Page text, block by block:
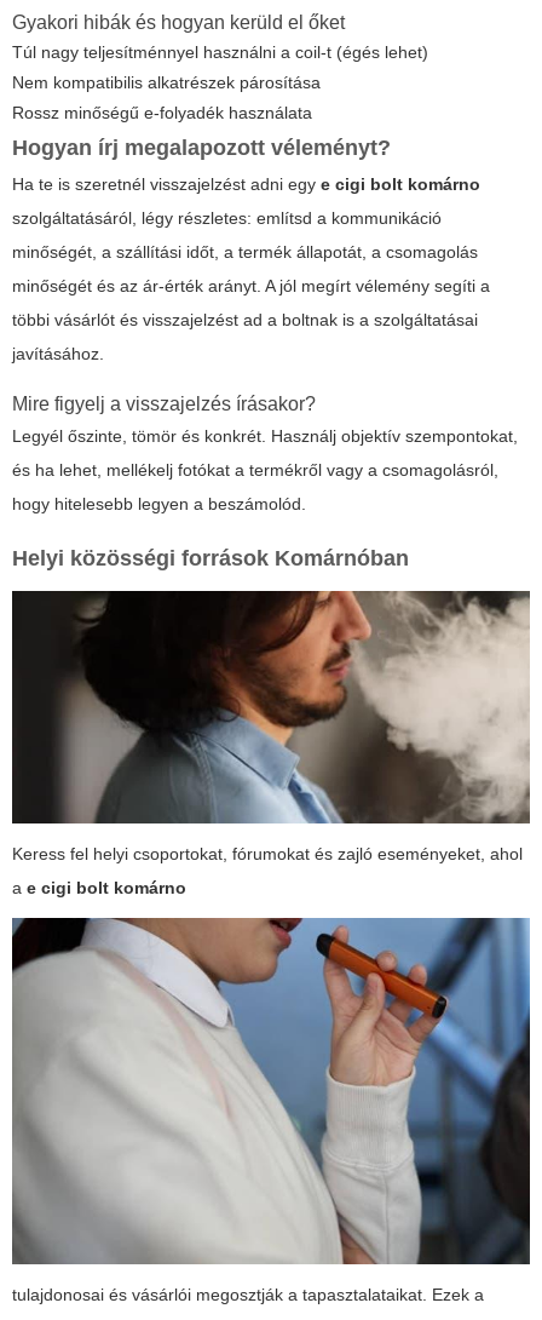
Gyakori hibák és hogyan kerüld el őket
Túl nagy teljesítménnyel használni a coil-t (égés lehet)
Nem kompatibilis alkatrészek párosítása
Rossz minőségű e-folyadék használata
Hogyan írj megalapozott véleményt?
Ha te is szeretnél visszajelzést adni egy e cigi bolt komárno
szolgáltatásáról, légy részletes: említsd a kommunikáció
minőségét, a szállítási időt, a termék állapotát, a csomagolás
minőségét és az ár-érték arányt. A jól megírt vélemény segíti a
többi vásárlót és visszajelzést ad a boltnak is a szolgáltatásai
javításához.
Mire figyelj a visszajelzés írásakor?
Legyél őszinte, tömör és konkrét. Használj objektív szempontokat,
és ha lehet, mellékelj fotókat a termékről vagy a csomagolásról,
hogy hitelesebb legyen a beszámolód.
Helyi közösségi források Komárnóban
Keress fel helyi csoportokat, fórumokat és zajló eseményeket, ahol
a e cigi bolt komárno
tulajdonosai és vásárlói megosztják a tapasztalataikat. Ezek a